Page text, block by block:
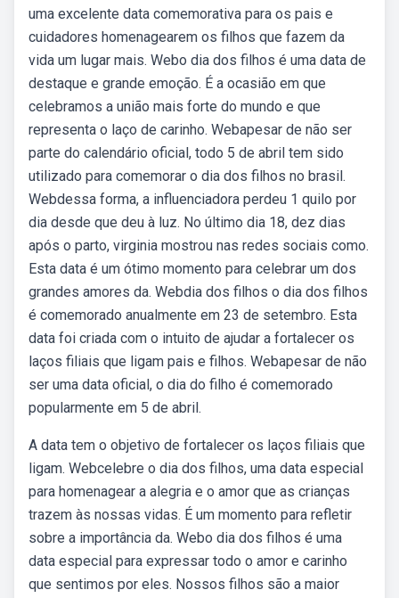
uma excelente data comemorativa para os pais e
cuidadores homenagearem os filhos que fazem da
vida um lugar mais. Webo dia dos filhos é uma data de
destaque e grande emoção. É a ocasião em que
celebramos a união mais forte do mundo e que
representa o laço de carinho. Webapesar de não ser
parte do calendário oficial, todo 5 de abril tem sido
utilizado para comemorar o dia dos filhos no brasil.
Webdessa forma, a influenciadora perdeu 1 quilo por
dia desde que deu à luz. No último dia 18, dez dias
após o parto, virginia mostrou nas redes sociais como.
Esta data é um ótimo momento para celebrar um dos
grandes amores da. Webdia dos filhos o dia dos filhos
é comemorado anualmente em 23 de setembro. Esta
data foi criada com o intuito de ajudar a fortalecer os
laços filiais que ligam pais e filhos. Webapesar de não
ser uma data oficial, o dia do filho é comemorado
popularmente em 5 de abril.
A data tem o objetivo de fortalecer os laços filiais que
ligam. Webcelebre o dia dos filhos, uma data especial
para homenagear a alegria e o amor que as crianças
trazem às nossas vidas. É um momento para refletir
sobre a importância da. Webo dia dos filhos é uma
data especial para expressar todo o amor e carinho
que sentimos por eles. Nossos filhos são a maior